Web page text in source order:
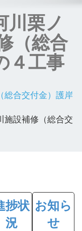
栗ノ
（総合
４工事
総合交付金）護岸
設補修（総合交
捗状
況
お知ら
せ